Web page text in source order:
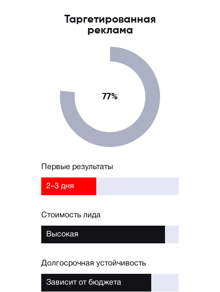
Таргетированная
реклама
77%
Первые результаты
2–3 дня
Стоимость лида
Высокая
Долгосрочная устойчивость
Зависит от бюджета